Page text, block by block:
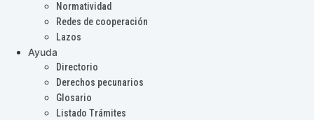
Normatividad
Redes de cooperación
Lazos
Ayuda
Directorio
Derechos pecunarios
Glosario
Listado Trámites